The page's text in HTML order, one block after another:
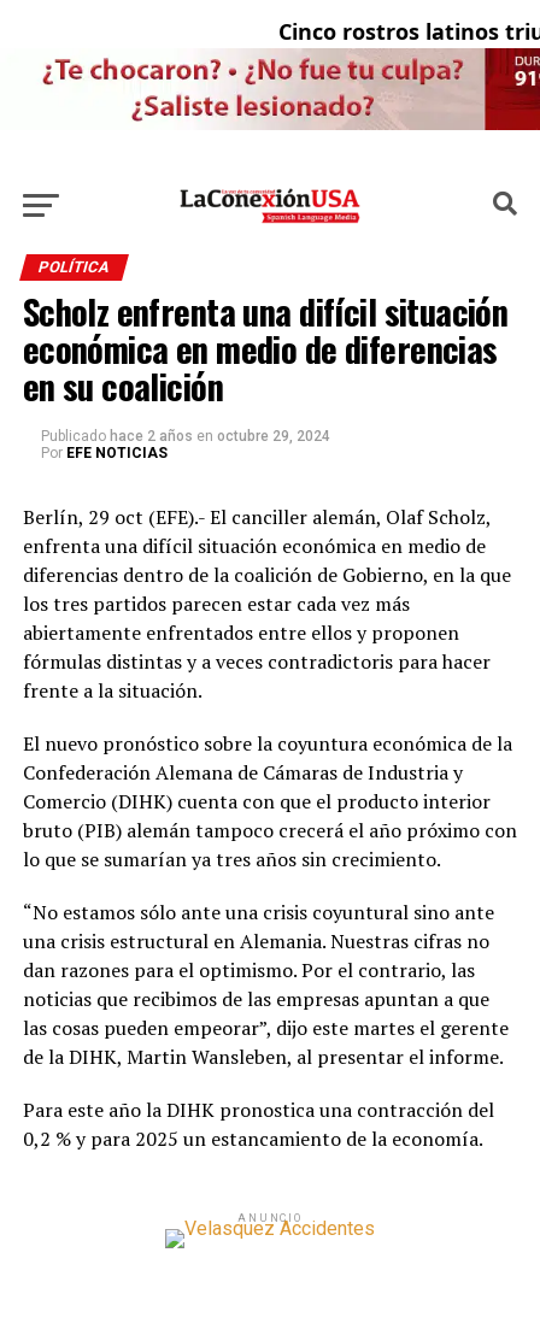
Cinco rostros latinos
POLÍTICA
Scholz enfrenta una difícil situación
económica en medio de diferencias
en su coalición
Publicado hace 2 años en octubre 29, 2024
Por EFE NOTICIAS
Berlín, 29 oct (EFE).- El canciller alemán, Olaf Scholz,
enfrenta una difícil situación económica en medio de
diferencias dentro de la coalición de Gobierno, en la que
los tres partidos parecen estar cada vez más
abiertamente enfrentados entre ellos y proponen
fórmulas distintas y a veces contradictoris para hacer
frente a la situación.
El nuevo pronóstico sobre la coyuntura económica de la
Confederación Alemana de Cámaras de Industria y
Comercio (DIHK) cuenta con que el producto interior
bruto (PIB) alemán tampoco crecerá el año próximo con
lo que se sumarían ya tres años sin crecimiento.
“No estamos sólo ante una crisis coyuntural sino ante
una crisis estructural en Alemania. Nuestras cifras no
dan razones para el optimismo. Por el contrario, las
noticias que recibimos de las empresas apuntan a que
las cosas pueden empeorar”, dijo este martes el gerente
de la DIHK, Martin Wansleben, al presentar el informe.
Para este año la DIHK pronostica una contracción del
0,2 % y para 2025 un estancamiento de la economía.
ANUNCIO